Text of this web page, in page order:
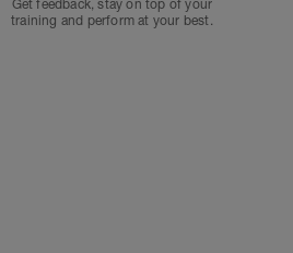
Get feedback, stay on top of your
training and perform at your best.